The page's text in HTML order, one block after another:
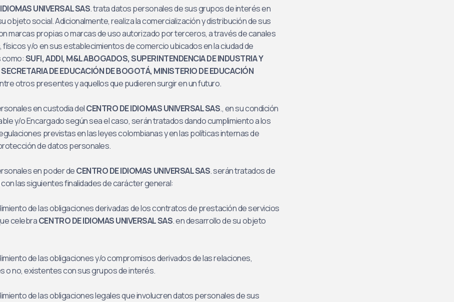
UNIVERSAL SAS. trata datos personales de sus grupos de interés en
objeto social. Adicionalmente, realiza la comercialización y distribución de sus
marcas propias o marcas de uso autorizado por terceros, a través de canales
y/o en sus establecimientos de comercio ubicados en la ciudad de
SUFI, ADDI, M&L ABOGADOS, SUPERINTENDENCIA DE INDUSTRIA Y
DE EDUCACIÓN DE BOGOTÁ, MINISTERIO DE EDUCACIÓN
otros presentes y aquellos que pudieren surgir en un futuro.
en custodia delCENTRO DE IDIOMAS UNIVERSAL SAS., en su condición
y/o Encargado según sea el caso, serán tratados dando cumplimiento a los
previstas en las leyes colombianas y en las políticas internas de
de datos personales.
en poder deCENTRO DE IDIOMAS UNIVERSAL SAS. serán tratados de
las siguientes finalidades de carácter general:
de las obligaciones derivadas de los contratos de prestación de servicios
celebraCENTRO DE IDIOMAS UNIVERSAL SAS. en desarrollo de su objeto
de las obligaciones y/o compromisos derivados de las relaciones,
o no, existentes con sus grupos de interés.
de las obligaciones legales que involucren datos personales de sus